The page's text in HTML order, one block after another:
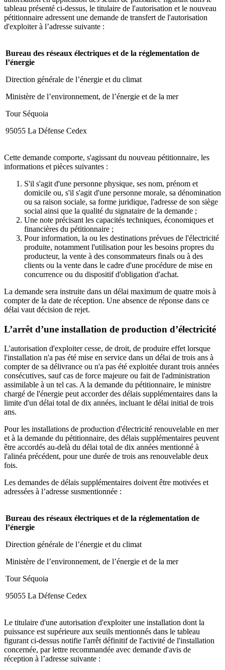
tableau présenté ci-dessus, le titulaire de l'autorisation et le nouveau
pétitionnaire adressent une demande de transfert de l'autorisation
d'exploiter à l’adresse suivante :
Bureau des réseaux électriques et de la réglementation de
l’énergie
Direction générale de l’énergie et du climat
Ministère de l’environnement, de l’énergie et de la mer
Tour Séquoia
95055 La Défense Cedex
Cette demande comporte, s'agissant du nouveau pétitionnaire, les
informations et pièces suivantes :
S'il s'agit d'une personne physique, ses nom, prénom et
domicile ou, s'il s'agit d'une personne morale, sa dénomination
ou sa raison sociale, sa forme juridique, l'adresse de son siège
social ainsi que la qualité du signataire de la demande ;
Une note précisant les capacités techniques, économiques et
financières du pétitionnaire ;
Pour information, la ou les destinations prévues de l'électricité
produite, notamment l'utilisation pour les besoins propres du
producteur, la vente à des consommateurs finals ou à des
clients ou la vente dans le cadre d'une procédure de mise en
concurrence ou du dispositif d'obligation d'achat.
La demande sera instruite dans un délai maximum de quatre mois à
compter de la date de réception. Une absence de réponse dans ce
délai vaut décision de rejet.
L’arrêt d’une installation de production d’électricité
L'autorisation d'exploiter cesse, de droit, de produire effet lorsque
l'installation n'a pas été mise en service dans un délai de trois ans à
compter de sa délivrance ou n'a pas été exploitée durant trois années
consécutives, sauf cas de force majeure ou fait de l'administration
assimilable à un tel cas. A la demande du pétitionnaire, le ministre
chargé de l'énergie peut accorder des délais supplémentaires dans la
limite d'un délai total de dix années, incluant le délai initial de trois
ans.
Pour les installations de production d'électricité renouvelable en mer
et à la demande du pétitionnaire, des délais supplémentaires peuvent
être accordés au-delà du délai total de dix années mentionné à
l'alinéa précédent, pour une durée de trois ans renouvelable deux
fois.
Les demandes de délais supplémentaires doivent être motivées et
adressées à l’adresse susmentionnée :
Bureau des réseaux électriques et de la réglementation de
l’énergie
Direction générale de l’énergie et du climat
Ministère de l’environnement, de l’énergie et de la mer
Tour Séquoia
95055 La Défense Cedex
Le titulaire d'une autorisation d'exploiter une installation dont la
puissance est supérieure aux seuils mentionnés dans le tableau
figurant ci-dessus notifie l'arrêt définitif de l'activité de l'installation
concernée, par lettre recommandée avec demande d'avis de
réception à l’adresse suivante :